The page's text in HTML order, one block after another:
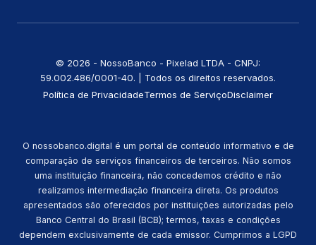
©️ 2026 - NossoBanco - Pixelad LTDA - CNPJ:
59.002.486/0001-40. | Todos os direitos reservados.
Política de PrivacidadeTermos de ServiçoDisclaimer
O nossobanco.digital é um portal de conteúdo informativo e de
comparação de serviços financeiros de terceiros. Não somos
uma instituição financeira, não concedemos crédito e não
realizamos intermediação financeira direta. Os produtos
apresentados são oferecidos por instituições autorizadas pelo
Banco Central do Brasil (BCB); termos, taxas e condições
dependem exclusivamente de cada emissor. Cumprimos a LGPD